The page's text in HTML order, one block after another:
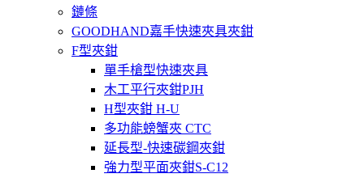
鏈條
GOODHAND嘉手快速夾具夾鉗
F型夾鉗
單手槍型快速夾具
木工平行夾鉗PJH
H型夾鉗 H-U
多功能螃蟹夾 CTC
延長型-快速碳鋼夾鉗
強力型平面夾鉗S-C12